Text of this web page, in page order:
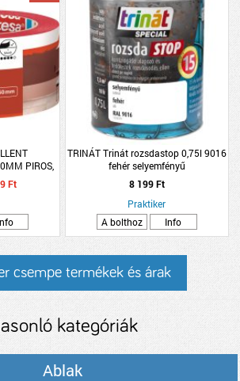
PIROS,
00Ft
TRINÁT Trinát rozsdastop 0,75l 9016
fehér selyemfényű
8 199 Ft
Praktiker
A bolthoz
Info
csempe termékek és árak
kategóriák
Ablak